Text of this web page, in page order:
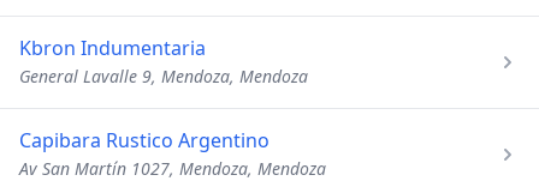
Kbron Indumentaria
General Lavalle 9, Mendoza, Mendoza
Capibara Rustico Argentino
Av San Martín 1027, Mendoza, Mendoza